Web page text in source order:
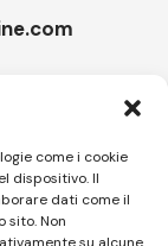
come i cookie
dispositivo. Il
dati come il
sito. Non